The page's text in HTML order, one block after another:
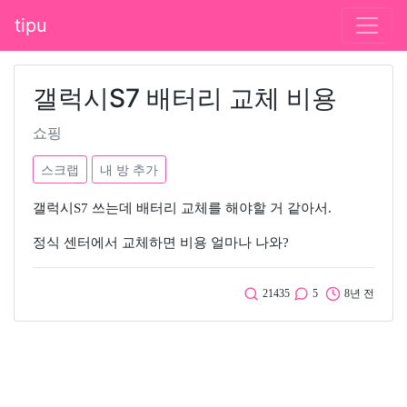
tipu
갤럭시S7 배터리 교체 비용
쇼핑
스크랩 내 방 추가
갤럭시S7 쓰는데 배터리 교체를 해야할 거 같아서.
정식 센터에서 교체하면 비용 얼마나 나와?
21435 5 8년 전